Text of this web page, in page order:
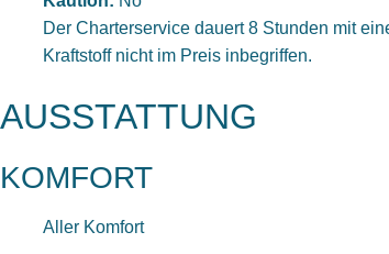
Der Charterservice dauert 8 Stunden mit
Kraftstoff nicht im Preis inbegriffen.
AUSSTATTUNG
KOMFORT
Aller Komfort